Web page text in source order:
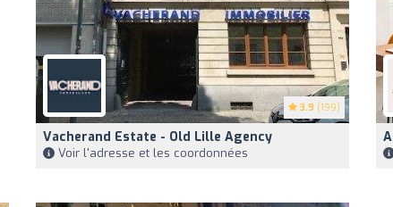
3.9 (199)
Vacherand Estate - Old Lille Agency
Voir l'adresse et les coordonnées